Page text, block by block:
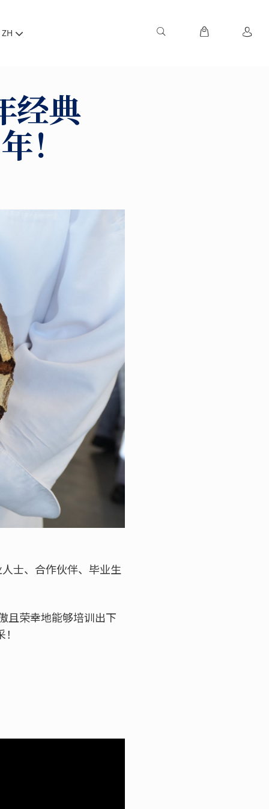
ZH
经典
！
士、合作伙伴、毕业生
且荣幸地能够培训出下